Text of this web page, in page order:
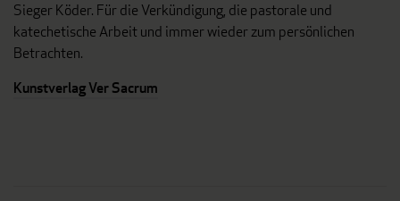
Sieger Köder. Für die Verkündigung, die pastorale und
katechetische Arbeit und immer wieder zum persönlichen
Betrachten.
Kunstverlag Ver Sacrum